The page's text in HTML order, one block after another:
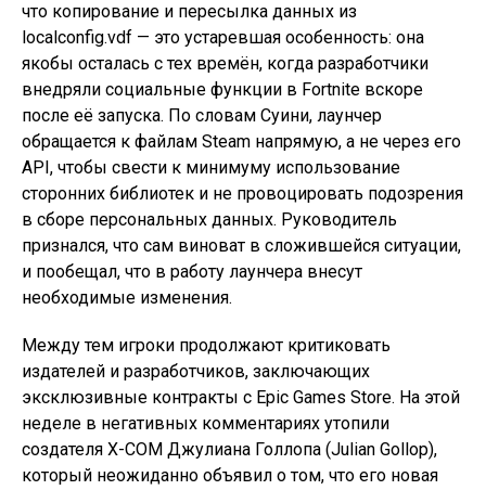
что копирование и пересылка данных из
localconfig.vdf — это устаревшая особенность: она
якобы осталась с тех времён, когда разработчики
внедряли социальные функции в Fortnite вскоре
после её запуска. По словам Суини, лаунчер
обращается к файлам Steam напрямую, а не через его
API, чтобы свести к минимуму использование
сторонних библиотек и не провоцировать подозрения
в сборе персональных данных. Руководитель
признался, что сам виноват в сложившейся ситуации,
и пообещал, что в работу лаунчера внесут
необходимые изменения.
Между тем игроки продолжают критиковать
издателей и разработчиков, заключающих
эксклюзивные контракты с Epic Games Store. На этой
неделе в негативных комментариях утопили
создателя X-COM Джулиана Голлопа (Julian Gollop),
который неожиданно объявил о том, что его новая